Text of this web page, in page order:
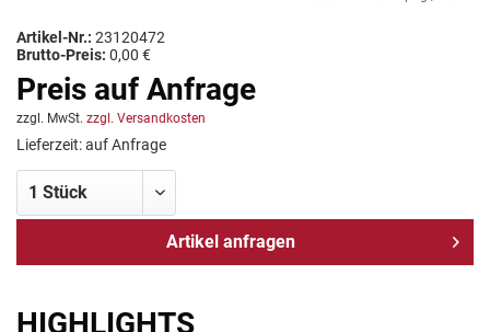
Artikel-Nr.: 23120472
Brutto-Preis: 0,00 €
Preis auf Anfrage
zzgl. MwSt. zzgl. Versandkosten
Lieferzeit: auf Anfrage
Artikel anfragen
HIGHLIGHTS